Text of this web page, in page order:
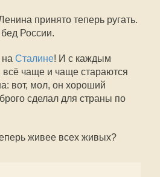
принято теперь ругать.
России.
Сталине! И с каждым
чаще и чаще стараются
вот, мол, он хороший
сделал для страны по
живее всех живых?